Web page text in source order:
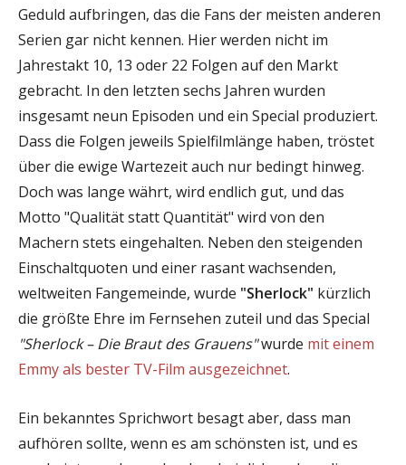
Geduld aufbringen, das die Fans der meisten anderen
Serien gar nicht kennen. Hier werden nicht im
Jahrestakt 10, 13 oder 22 Folgen auf den Markt
gebracht. In den letzten sechs Jahren wurden
insgesamt neun Episoden und ein Special produziert.
Dass die Folgen jeweils Spielfilmlänge haben, tröstet
über die ewige Wartezeit auch nur bedingt hinweg.
Doch was lange währt, wird endlich gut, und das
Motto "Qualität statt Quantität" wird von den
Machern stets eingehalten. Neben den steigenden
Einschaltquoten und einer rasant wachsenden,
weltweiten Fangemeinde, wurde "Sherlock" kürzlich
die größte Ehre im Fernsehen zuteil und das Special
"Sherlock – Die Braut des Grauens"wurde mit einem
Emmy als bester TV-Film ausgezeichnet.
Ein bekanntes Sprichwort besagt aber, dass man
aufhören sollte, wenn es am schönsten ist, und es